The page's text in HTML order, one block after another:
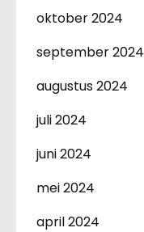
oktober 2024
september 2024
augustus 2024
juli 2024
juni 2024
mei 2024
april 2024